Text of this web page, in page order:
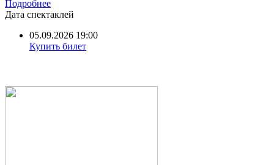
Подробнее
Дата спектаклей
05.09.2026 19:00
Купить билет